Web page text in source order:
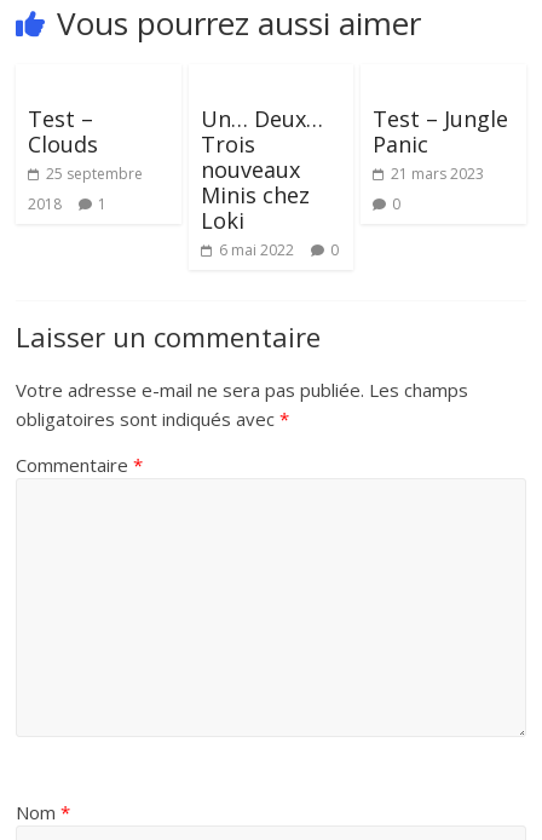
Vous pourrez aussi aimer
Test –
Clouds
25 septembre
2018
1
Un… Deux…
Trois
nouveaux
Minis chez
Loki
6 mai 2022 0
Test – Jungle
Panic
21 mars 2023
0
Laisser un commentaire
Votre adresse e-mail ne sera pas publiée. Les champs
obligatoires sont indiqués avec*
Commentaire*
Nom*